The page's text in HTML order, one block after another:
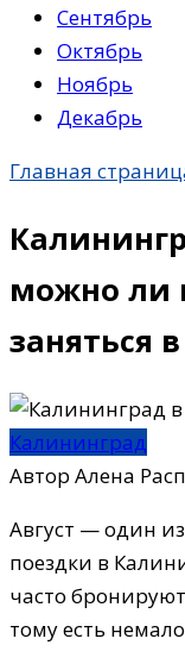
Сентябрь
Октябрь
Ноябрь
Декабрь
Главная
можно ли
заняться
Калининград
Автор Алена
Август — один
поездки в
часто
тому есть